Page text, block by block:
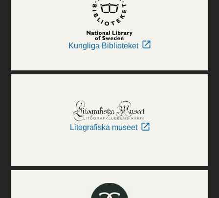
Kungliga Biblioteket
Litografiska museet